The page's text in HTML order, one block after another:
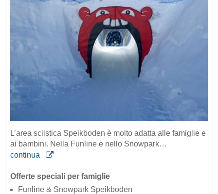
L’area sciistica Speikboden è molto adatta alle famiglie e
ai bambini. Nella Funline e nello Snowpark…
continua
Offerte speciali per famiglie
Funline & Snowpark Speikboden